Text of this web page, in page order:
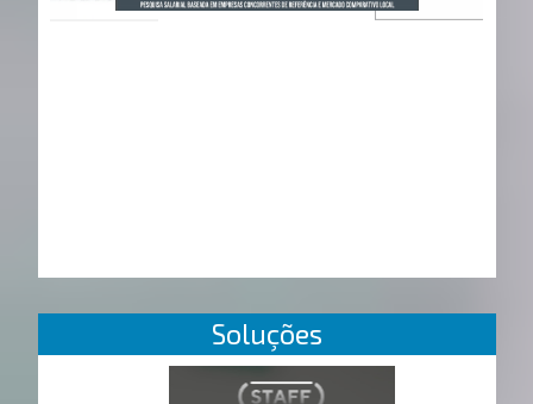
Soluções